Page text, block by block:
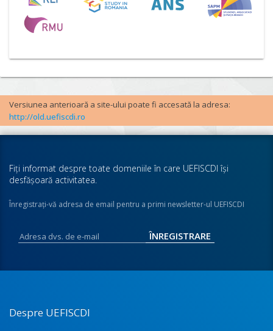
Versiunea anterioară a site-ului poate fi accesată la adresa:
http://old.uefiscdi.ro
Fiţi informat despre toate domeniile în care UEFISCDI îşi
desfăşoară activitatea.
Înregistraţi-vă adresa de email pentru a primi newsletter-ul UEFISCDI
Despre UEFISCDI